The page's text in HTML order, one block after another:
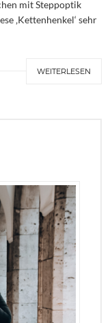
mit Steppoptik
‚Kettenhenkel‘ sehr
WEITERLESEN